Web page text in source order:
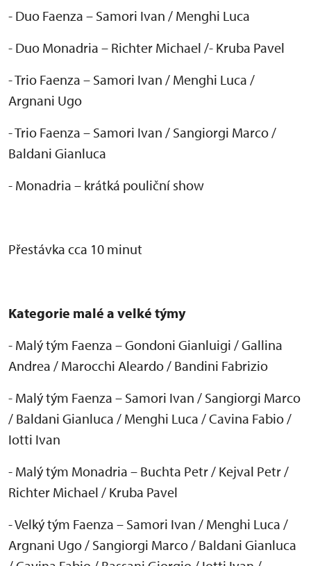
- Duo Faenza – Samori Ivan / Menghi Luca
- Duo Monadria – Richter Michael /- Kruba Pavel
- Trio Faenza – Samori Ivan / Menghi Luca /
Argnani Ugo
- Trio Faenza – Samori Ivan / Sangiorgi Marco /
Baldani Gianluca
- Monadria – krátká pouliční show
Přestávka cca 10 minut
Kategorie malé a velké týmy
- Malý tým Faenza – Gondoni Gianluigi / Gallina
Andrea / Marocchi Aleardo / Bandini Fabrizio
- Malý tým Faenza – Samori Ivan / Sangiorgi Marco
/ Baldani Gianluca / Menghi Luca / Cavina Fabio /
Iotti Ivan
- Malý tým Monadria – Buchta Petr / Kejval Petr /
Richter Michael / Kruba Pavel
- Velký tým Faenza – Samori Ivan / Menghi Luca /
Argnani Ugo / Sangiorgi Marco / Baldani Gianluca